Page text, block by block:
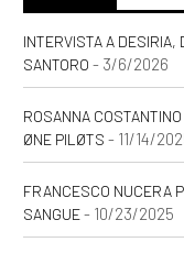
INTERVISTA A DESIRIA,
SANTORO - 3/6/2026
ROSANNA
ØNE PILØTS - 11/14/
FRANCESCO NUCERA
SANGUE- 10/23/2025